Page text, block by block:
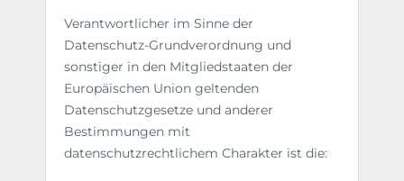
Verantwortlicher im Sinne der
Datenschutz-Grundverordnung und
sonstiger in den Mitgliedstaaten der
Europäischen Union geltenden
Datenschutzgesetze und anderer
Bestimmungen mit
datenschutzrechtlichem Charakter ist die: